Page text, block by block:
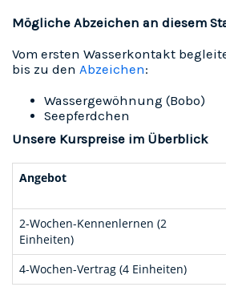
Mögliche Abzeichen an diesem
Vom ersten Wasserkontakt
bis zu den Abzeichen:
Wassergewöhnung (Bobo)
Seepferdchen
Unsere Kurspreise im Überblick
Angebot
2-Wochen-Kennenlernen (2
Einheiten)
4-Wochen-Vertrag (4 Einheiten)